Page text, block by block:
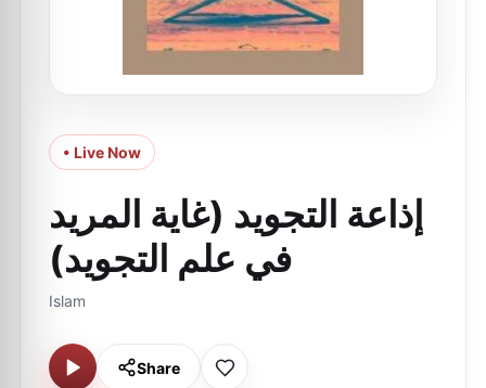
• Live Now
إذاعة التجويد (غاية المريد
في علم التجويد)
Islam
Share